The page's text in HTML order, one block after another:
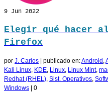
9 Jun 2022
Elegir qué hacer
Firefox
por J. Carlos publicado en:Android ,
Kali Linux, KDE, Linux, Linux Mint,
Redhat (RHEL), Sist. Operativos,
Windows
0